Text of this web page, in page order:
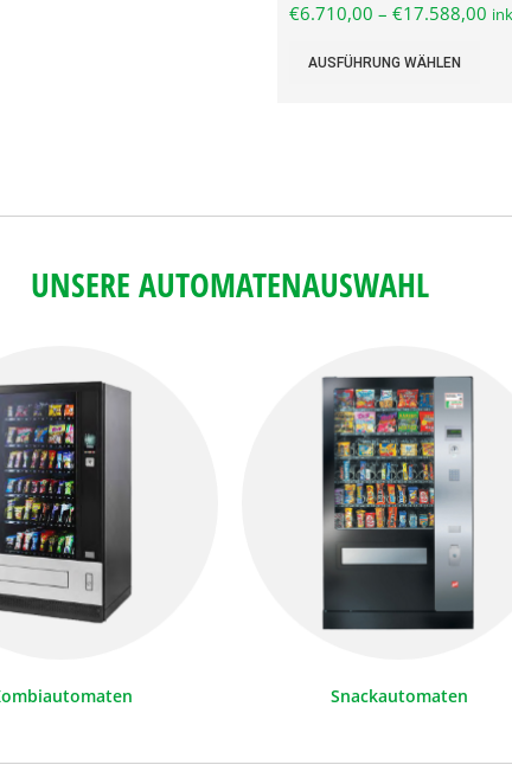
€6.710,00 – €17.588,00
AUSFÜHRUNG WÄHLEN
UNSERE AUTOMATENAUSWAHL
Snackautomaten